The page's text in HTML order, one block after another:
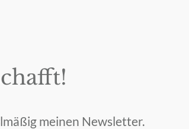
meinen Newsletter.